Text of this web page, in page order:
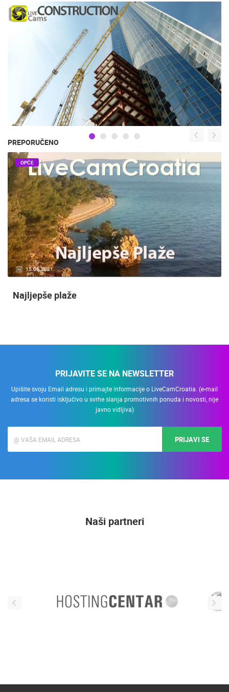
PREPORUČENO
15.06.2021.
OPĆE
Najljepše plaže
PRIJAVITE SE NA NEWSLETTER
Upišite svoju Email adresu i primajte informacije o LiveCamCroatia. (e-mail
adresa se koristi isključivo u svrhe slanja promotivnih ponuda i novosti, nije
javno vidljiva)
PRIJAVI SE
Naši partneri